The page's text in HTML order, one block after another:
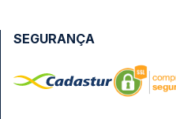
SEGURANÇA